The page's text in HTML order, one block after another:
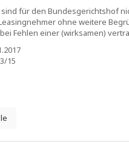
für den Bundesgerichtshof
ohne weitere
Fehlen einer (wirksamen)
15